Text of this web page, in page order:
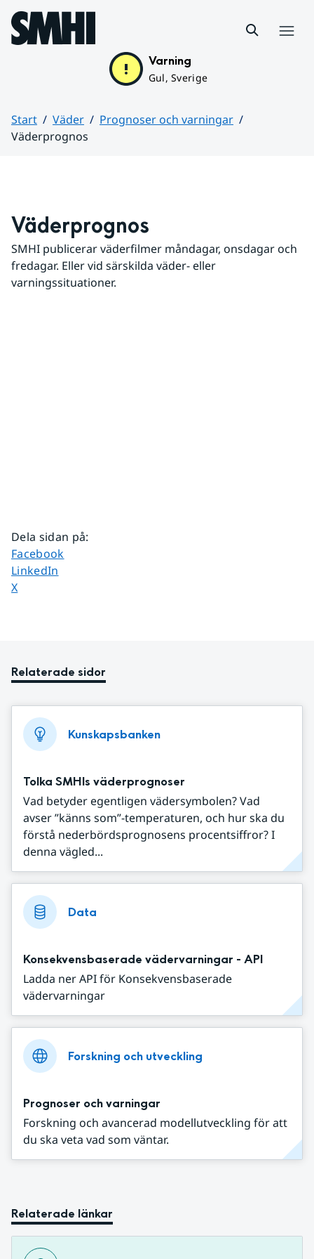
Hoppa till sidans innehåll
Varning
Gul, Sverige
Start Väder
Prognoser och varningar
Väderprognos
Väderprognos
SMHI publicerar väderfilmer måndagar, onsdagar och
fredagar. Eller vid särskilda väder- eller
varningssituationer.
Dela sidan på:
Dela sidan på
Facebook
Dela sidan på
LinkedIn
Dela sidan på
X
Relaterade sidor
Kunskapsbanken
Tolka SMHIs väderprognoser
Vad betyder egentligen vädersymbolen? Vad
avser ”känns som”-temperaturen, och hur ska du
förstå nederbördsprognosens procentsiffror? I
denna vägled...
Data
Konsekvensbaserade vädervarningar - API
Ladda ner API för Konsekvensbaserade
vädervarningar
Forskning och utveckling
Prognoser och varningar
Forskning och avancerad modellutveckling för att
du ska veta vad som väntar.
Relaterade länkar